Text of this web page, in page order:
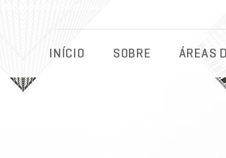
INÍCIO SOBRE ÁREAS